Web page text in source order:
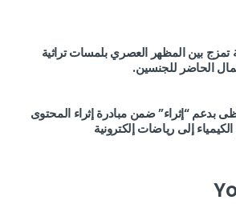
تمزج بين المظهر العصري بلمسات تراثية
الحاضر للجنسين.
بدعم “إثراء” ضمن مبادرة إثراء المحتوى
إلى رياضات إلكترونية